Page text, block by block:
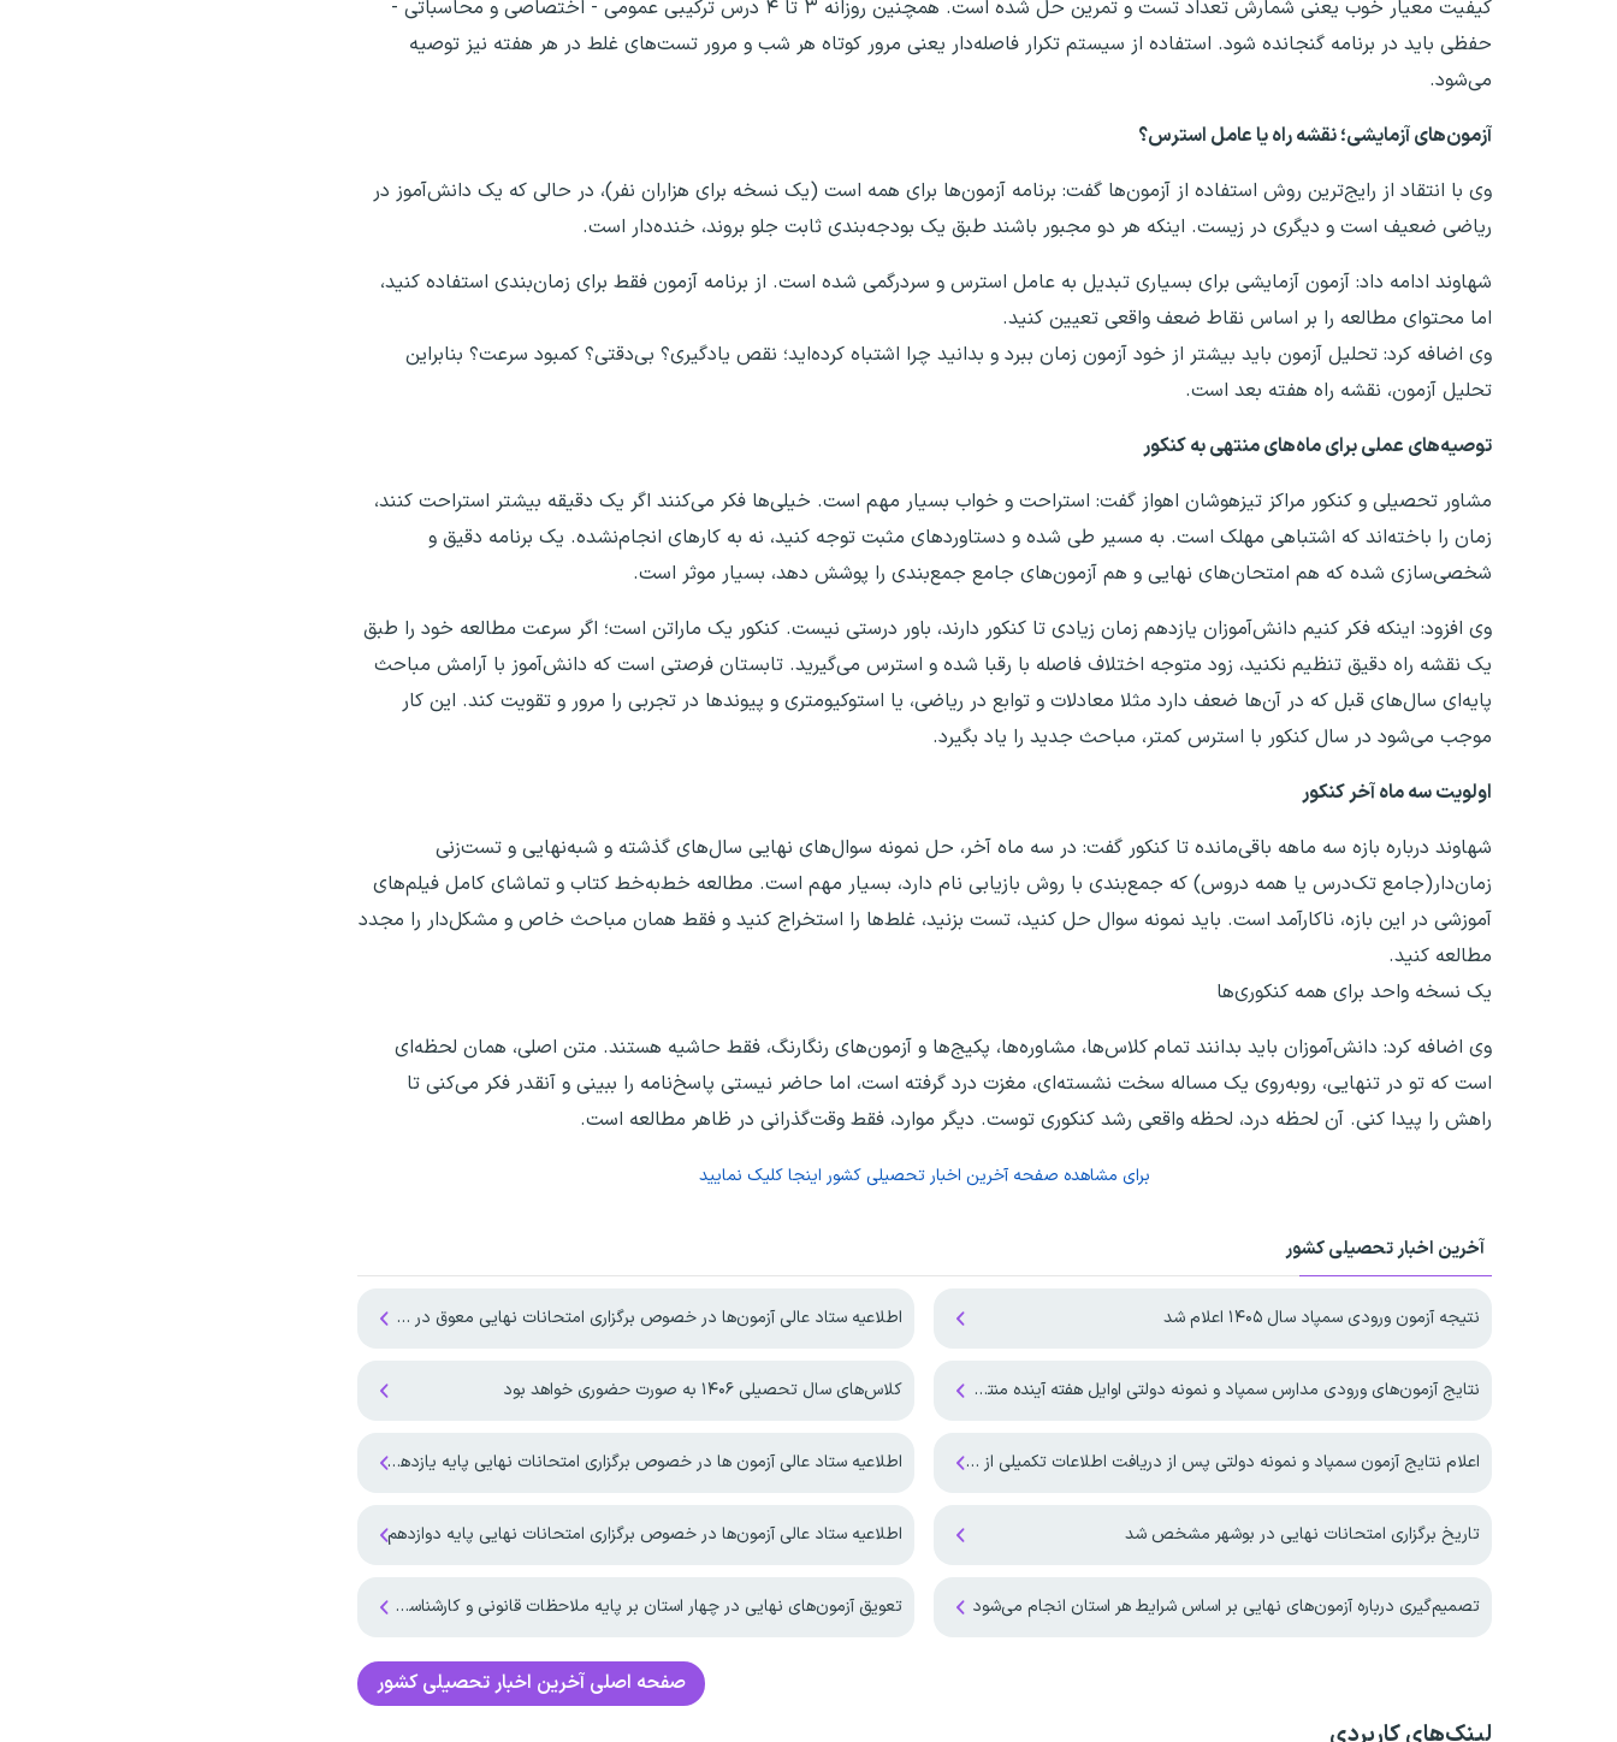
کیفیت معیار خوب یعنی شمارش تعداد تست و تمرین حل شده است. همچنین روزانه ۳ تا ۴ درس ترکیبی عمومی - اختصاصی و محاسباتی -
حفظی باید در برنامه گنجانده شود. استفاده از سیستم تکرار فاصله‌دار یعنی مرور کوتاه هر شب و مرور تست‌های غلط در هر هفته نیز توصیه
می‌شود.
آزمون‌های آزمایشی؛ نقشه راه یا عامل استرس؟
وی با انتقاد از رایج‌ترین روش استفاده از آزمون‌ها گفت: برنامه آزمون‌ها برای همه است (یک نسخه برای هزاران نفر)، در حالی که یک دانش‌آموز در
ریاضی ضعیف است و دیگری در زیست. اینکه هر دو مجبور باشند طبق یک بودجه‌بندی ثابت جلو بروند، خنده‌دار است.
شهاوند ادامه داد: آزمون آزمایشی برای بسیاری تبدیل به عامل استرس و سردرگمی شده است. از برنامه آزمون فقط برای زمان‌بندی استفاده کنید،
اما محتوای مطالعه را بر اساس نقاط ضعف واقعی تعیین کنید.
وی اضافه کرد: تحلیل آزمون باید بیشتر از خود آزمون زمان ببرد و بدانید چرا اشتباه کرده‌اید؛ نقص یادگیری؟ بی‌دقتی؟ کمبود سرعت؟ بنابراین
تحلیل آزمون، نقشه راه هفته بعد است.
توصیه‌های عملی برای ماه‌های منتهی به کنکور
مشاور تحصیلی و کنکور مراکز تیزهوشان اهواز گفت: استراحت و خواب بسیار مهم است. خیلی‌ها فکر می‌کنند اگر یک دقیقه بیشتر استراحت کنند،
زمان را باخته‌اند که اشتباهی مهلک است. به مسیر طی شده و دستاوردهای مثبت توجه کنید، نه به کارهای انجام‌نشده. یک برنامه دقیق و
شخصی‌سازی شده که هم امتحان‌های نهایی و هم آزمون‌های جامع جمع‌بندی را پوشش دهد، بسیار موثر است.
وی افزود: اینکه فکر کنیم دانش‌آموزان یازدهم زمان زیادی تا کنکور دارند، باور درستی نیست. کنکور یک ماراتن است؛ اگر سرعت مطالعه خود را طبق
یک نقشه راه دقیق تنظیم نکنید، زود متوجه اختلاف فاصله با رقبا شده و استرس می‌گیرید. تابستان فرصتی است که دانش‌آموز با آرامش مباحث
پایه‌ای سال‌های قبل که در آن‌ها ضعف دارد مثلا معادلات و توابع در ریاضی، یا استوکیومتری و پیوندها در تجربی را مرور و تقویت کند. این کار
موجب می‌شود در سال کنکور با استرس کمتر، مباحث جدید را یاد بگیرد.
اولویت سه ماه آخر کنکور
شهاوند درباره بازه سه ماهه باقی‌مانده تا کنکور گفت: در سه ماه آخر، حل نمونه سوال‌های نهایی سال‌های گذشته و شبه‌نهایی و تست‌زنی
زمان‌دار(جامع تک‌درس یا همه دروس) که جمع‌بندی با روش بازیابی نام دارد، بسیار مهم است. مطالعه خط‌به‌خط کتاب و تماشای کامل فیلم‌های
آموزشی در این بازه، ناکارآمد است. باید نمونه سوال حل کنید، تست بزنید، غلط‌ها را استخراج کنید و فقط همان مباحث خاص و مشکل‌دار را مجدد
مطالعه کنید.
یک نسخه واحد برای همه کنکوری‌ها
وی اضافه کرد: دانش‌آموزان باید بدانند تمام کلاس‌ها، مشاوره‌ها، پکیج‌ها و آزمون‌های رنگارنگ، فقط حاشیه هستند. متن اصلی، همان لحظه‌ای
است که تو در تنهایی، روبه‌روی یک مساله سخت نشسته‌ای، مغزت درد گرفته است، اما حاضر نیستی پاسخ‌نامه را ببینی و آنقدر فکر می‌کنی تا
راهش را پیدا کنی. آن لحظه درد، لحظه واقعی رشد کنکوری توست. دیگر موارد، فقط وقت‌گذرانی در ظاهر مطالعه است.
برای مشاهده صفحه آخرین اخبار تحصیلی کشور اینجا کلیک نمایید
آخرین اخبار تحصیلی کشور
نتیجه آزمون ورودی سمپاد سال ۱۴۰۵ اعلام شد اطلاعیه ستاد عالی آزمون‌ها در خصوص برگزاری امتحانات نهایی معوق در چهار استان جنوبی کشور
نتایج آزمون‌های ورودی مدارس سمپاد و نمونه دولتی اوایل هفته آینده منتشر می‌شود کلاس‌های سال تحصیلی ۱۴۰۶ به صورت حضوری خواهد بود
اعلام نتایج آزمون سمپاد و نمونه دولتی پس از دریافت اطلاعات تکمیلی از وزارت آموزش و پرورش اطلاعیه ستاد عالی آزمون ها در خصوص برگزاری امتحانات نهایی پایه یازدهم و پایه دوازدهم
تاریخ برگزاری امتحانات نهایی در بوشهر مشخص شد اطلاعیه ستاد عالی آزمون‌ها در خصوص برگزاری امتحانات نهایی پایه دوازدهم
تصمیم‌گیری درباره آزمون‌های نهایی بر اساس شرایط هر استان انجام می‌شود تعویق آزمون‌های نهایی در چهار استان بر پایه ملاحظات قانونی و کارشناسی انجام شد
صفحه اصلیآخرین اخبار تحصیلی کشور